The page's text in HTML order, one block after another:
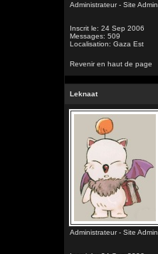
Administrateur - Site Admin
Inscrit le: 24 Sep 2006
Messages: 509
Localisation: Gaza Est
Revenir en haut de page
Leknaat
Administrateur - Site Admin